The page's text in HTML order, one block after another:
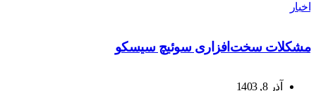
اخبار
مشکلات سخت‌افزاری سوئیچ سیسکو
آذر 8, 1403